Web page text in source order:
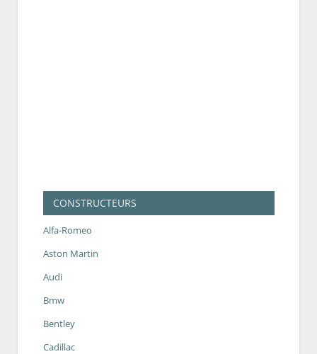
CONSTRUCTEURS
Alfa-Romeo
Aston Martin
Audi
Bmw
Bentley
Cadillac